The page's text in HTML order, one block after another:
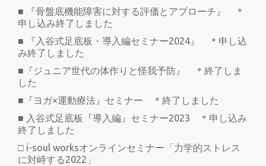
■ 『骨盤底機能障害に対する評価とアプローチ』 ＊
申し込み終了しました
■ 『入谷式足底板・導入編セミナー2024』 ＊申し込
み終了しました
■『ジュニア世代の体作りと怪我予防』 ＊終了しま
した
■『ヨガ×運動療法』セミナー ＊終了しました
■ 入谷式足底板『導入編』セミナー2023 ＊申し込み
終了しました
□ i-soul worksオンラインセミナー「力学的ストレス
に対峙する2022」